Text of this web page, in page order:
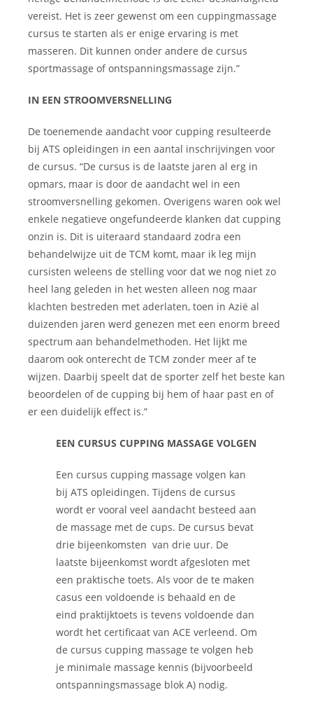
vereist. Het is zeer gewenst om een cuppingmassage
cursus te starten als er enige ervaring is met
masseren. Dit kunnen onder andere de cursus
sportmassage of ontspanningsmassage zijn.”
IN EEN STROOMVERSNELLING
De toenemende aandacht voor cupping resulteerde
bij ATS opleidingen in een aantal inschrijvingen voor
de cursus. “De cursus is de laatste jaren al erg in
opmars, maar is door de aandacht wel in een
stroomversnelling gekomen. Overigens waren ook wel
enkele negatieve ongefundeerde klanken dat cupping
onzin is. Dit is uiteraard standaard zodra een
behandelwijze uit de TCM komt, maar ik leg mijn
cursisten weleens de stelling voor dat we nog niet zo
heel lang geleden in het westen alleen nog maar
klachten bestreden met aderlaten, toen in Azië al
duizenden jaren werd genezen met een enorm breed
spectrum aan behandelmethoden. Het lijkt me
daarom ook onterecht de TCM zonder meer af te
wijzen. Daarbij speelt dat de sporter zelf het beste kan
beoordelen of de cupping bij hem of haar past en of
er een duidelijk effect is.”
EEN CURSUS CUPPING MASSAGE VOLGEN
Een cursus cupping massage volgen kan
bij ATS opleidingen. Tijdens de cursus
wordt er vooral veel aandacht besteed aan
de massage met de cups. De cursus bevat
drie bijeenkomsten van drie uur. De
laatste bijeenkomst wordt afgesloten met
een praktische toets. Als voor de te maken
casus een voldoende is behaald en de
eind praktijktoets is tevens voldoende dan
wordt het certificaat van ACE verleend. Om
de cursus cupping massage te volgen heb
je minimale massage kennis (bijvoorbeeld
ontspanningsmassage blok A) nodig.